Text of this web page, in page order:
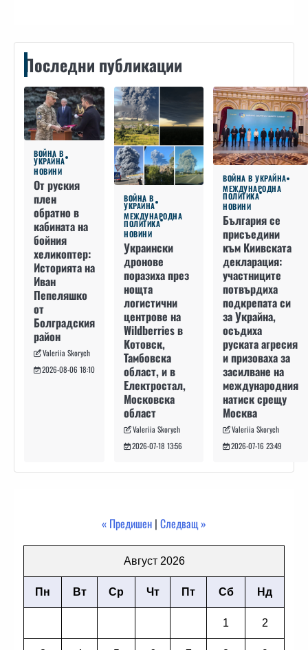
Последни публикации
ВОЙНА В
УКРАЙНА
НОВИНИ
От руския
плен
обратно в
кабината на
бойния
хеликоптер:
Историята на
Иван
Пепеляшко
от
Болградския
район
Valeriia Skorych
2026-08-06 18:10
ВОЙНА В
УКРАЙНА
МЕЖДУНАРОДНА
ПОЛИТИКА
НОВИНИ
Украински
дронове
поразиха през
нощта
логистични
центрове на
Wildberries в
Котовск,
Тамбовска
област, и в
Електростал,
Московска
област
Valeriia Skorych
2026-07-18 13:56
ВОЙНА В УКРАЙНА
МЕЖДУНАРОДНА
ПОЛИТИКА
НОВИНИ
България се
присъедини
към Киивската
декларация:
участниците
потвърдиха
подкрепата си
за Украйна,
осъдиха
руската агресия
и призоваха за
засилване на
международния
натиск срещу
Москва
Valeriia Skorych
2026-07-16 23:49
« Предишен | Следващ »
Август 2026
Пн Вт Ср Чт Пт Сб Нд
1 2